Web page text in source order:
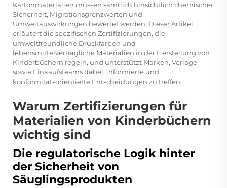
Kartonmaterialien müssen sämtlich hinsichtlich chemischer
Sicherheit, Migrationsgrenzwerten und
Umweltauswirkungen bewertet werden. Dieser Artikel
erläutert die spezifischen Zertifizierungen, die
umweltfreundliche Druckfarben und
lebensmittelverträgliche Materialien in der Herstellung von
Kinderbüchern regeln, und unterstützt Marken, Verlage
sowie Einkaufsteams dabei, informierte und
konformitätsorientierte Entscheidungen zu treffen.
Warum Zertifizierungen für
Materialien von Kinderbüchern
wichtig sind
Die regulatorische Logik hinter
der Sicherheit von
Säuglingsprodukten